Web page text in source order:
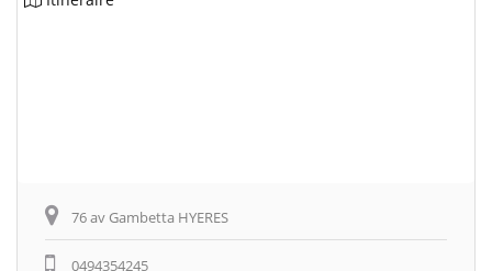
76 av Gambetta HYERES
0494354245